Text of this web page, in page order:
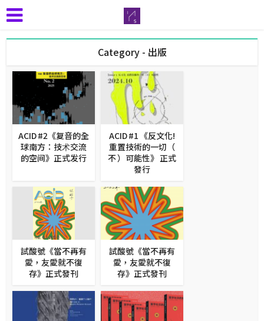
Category - 出版
ACID #2《复音的全
球南方：技术交流
的空间》正式发行
ACID #1 《反⽂化!
重置技術的一切（
不 ）可能性》 正式
發行
試酸號《當不再有
愛，友愛就不復
存》正式發刊
試酸號《當不再有
愛，友愛就不復
存》正式發刊